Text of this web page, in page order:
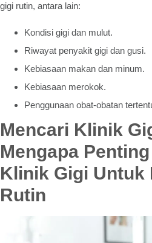
gigi rutin, antara lain:
Kondisi gigi dan mulut.
Riwayat penyakit gigi dan gusi.
Kebiasaan makan dan minum.
Kebiasaan merokok.
Penggunaan obat-obatan
Mencari Klinik
Mengapa
Klinik Gigi Untuk
Rutin